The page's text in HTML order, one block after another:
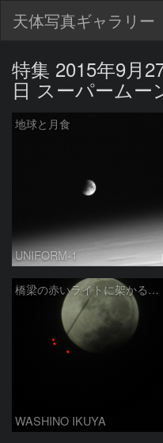
天体写真ギャラリー
特集 2015年9月
日 スーパームー
地球と月食
UNIFORM-1
橋梁の赤いライトに架かる月食終盤の月
WASHINO IKUYA